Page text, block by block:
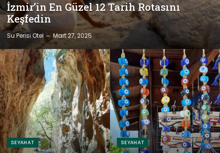
İzmir’in En Güzel 12 Tarih Rotasını
Keşfedin
Su Perisi Otel Mart 27, 2025
SEYAHAT SEYAHAT